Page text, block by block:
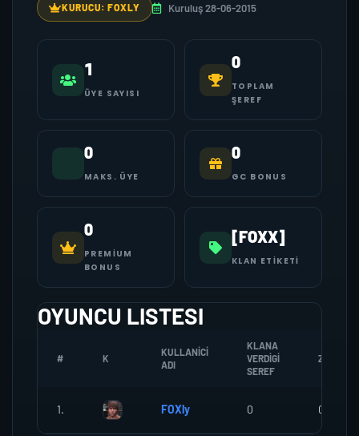
KURUCU: FOXLY Kuruluş 28-06-2015
1
ÜYE SAYISI
0
TOPLAM
ŞEREF
0
MAKS. ÜYE
0
GC BONUS
0
PREMIUM
BONUS
[FOXX]
KLAN ETIKETI
OYUNCU LISTESI
# K
KULLANICI
ADI
KLANA
VERDIGI
SEREF
ZOMBI
1. FOXly 0 0